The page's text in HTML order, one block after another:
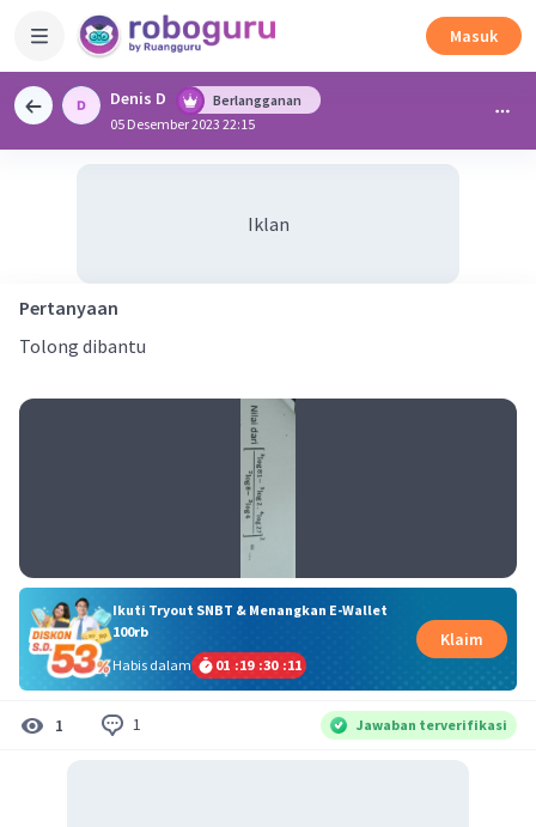
Masuk
Denis D
Berlangganan
05 Desember 2023 22:15
Iklan
Pertanyaan
Tolong dibantu
Ikuti Tryout SNBT & Menangkan E-Wallet
100rb
Habis dalam
01 :19 :30 :11
Klaim
1 1 Jawaban terverifikasi